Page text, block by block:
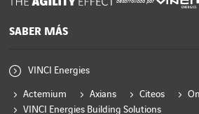
SABER MÁS
VINCI Energies
Actemium Axians Citeos
VINCI Energies Building Solutions